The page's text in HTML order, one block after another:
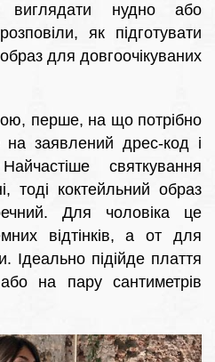
виглядати нудно або
як підготувати
для довгоочікуваних
перше, на що потрібно
заявлений дрес-код і
святкування
тоді коктейльний образ
Для чоловіка це
відтінків, а от для
Ідеально підійде плаття
на пару сантиметрів